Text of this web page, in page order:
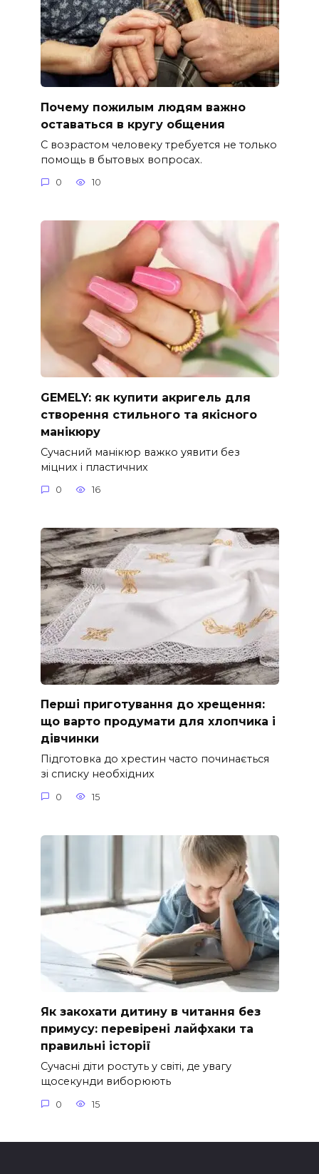
Почему пожилым людям важно
оставаться в кругу общения
С возрастом человеку требуется не только
помощь в бытовых вопросах.
0 10
GEMELY: як купити акригель для
створення стильного та якісного
манікюру
Сучасний манікюр важко уявити без
міцних і пластичних
0 16
Перші приготування до хрещення:
що варто продумати для хлопчика і
дівчинки
Підготовка до хрестин часто починається
зі списку необхідних
0 15
Як закохати дитину в читання без
примусу: перевірені лайфхаки та
правильні історії
Сучасні діти ростуть у світі, де увагу
щосекунди виборюють
0 15